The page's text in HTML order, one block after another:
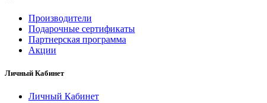
Производители
Подарочные сертификаты
Партнерская программа
Акции
Личный Кабинет
Личный Кабинет